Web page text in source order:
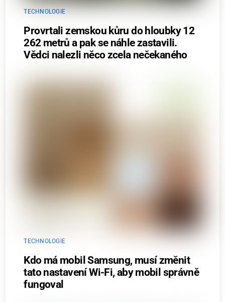
TECHNOLOGIE
Provrtali zemskou kůru do hloubky 12
262 metrů a pak se náhle zastavili.
Vědci nalezli něco zcela nečekaného
TECHNOLOGIE
Kdo má mobil Samsung, musí změnit
tato nastavení Wi-Fi, aby mobil správně
fungoval